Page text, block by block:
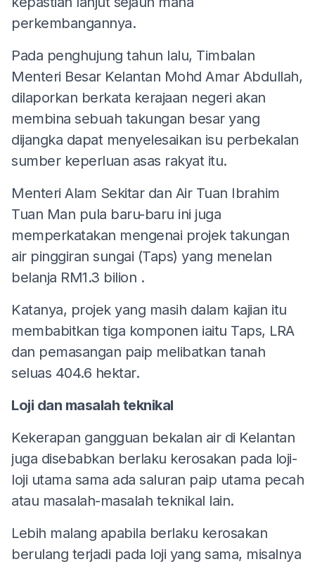
perkembangannya.
Pada penghujung tahun lalu, Timbalan
Menteri Besar Kelantan Mohd Amar Abdullah,
dilaporkan berkata kerajaan negeri akan
membina sebuah takungan besar yang
dijangka dapat menyelesaikan isu perbekalan
sumber keperluan asas rakyat itu.
Menteri Alam Sekitar dan Air Tuan Ibrahim
Tuan Man pula baru-baru ini juga
memperkatakan mengenai projek takungan
air pinggiran sungai (Taps) yang menelan
belanja RM1.3 bilion .
Katanya, projek yang masih dalam kajian itu
membabitkan tiga komponen iaitu Taps, LRA
dan pemasangan paip melibatkan tanah
seluas 404.6 hektar.
Loji dan masalah teknikal
Kekerapan gangguan bekalan air di Kelantan
juga disebabkan berlaku kerosakan pada loji-
loji utama sama ada saluran paip utama pecah
atau masalah-masalah teknikal lain.
Lebih malang apabila berlaku kerosakan
berulang terjadi pada loji yang sama, misalnya